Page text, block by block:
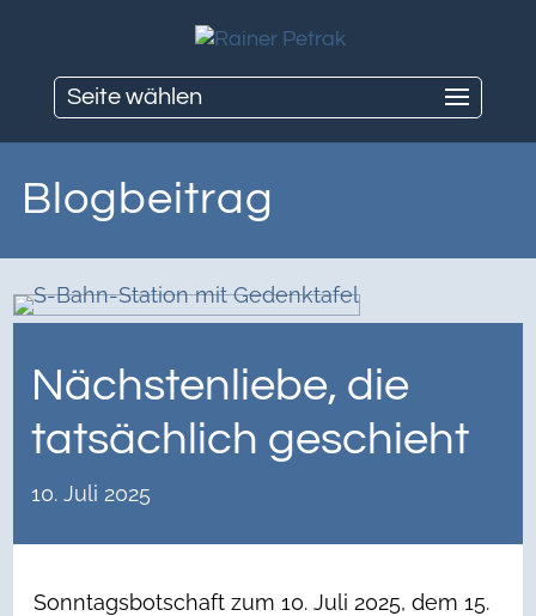
Seite wählen
Blogbeitrag
Nächstenliebe, die
tatsächlich geschieht
10. Juli 2025
Sonntagsbotschaft zum 10. Juli 2025, dem 15.